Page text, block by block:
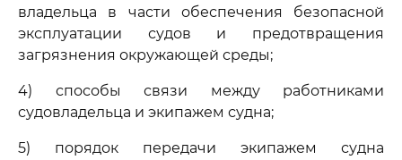
владельца в части обеспечения безопасной
эксплуатации судов и предотвращения
загрязнения окружающей среды;
4) способы связи между работниками
судовладельца и экипажем судна;
5) порядок передачи экипажем судна